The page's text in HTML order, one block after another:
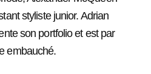
styliste junior. Adrian
son portfolio et est par
embauché.